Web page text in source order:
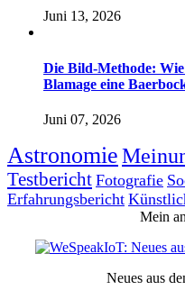
Juni 13, 2026
Die Bild-Methode:
Blamage eine
Juni 07, 2026
Astronomie
Testbericht Fotografie
Erfahrungsbericht
Mein
Neues aus